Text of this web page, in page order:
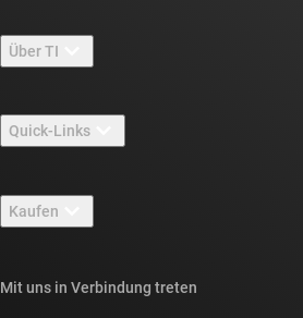
Über TI
Stellenangebote
Newsroom
Veranstaltungen
Quick-Links
TI E2E™-Design-Support-Foren
Querverweis-Suche
Kaufen
Mit uns in Verbindung treten